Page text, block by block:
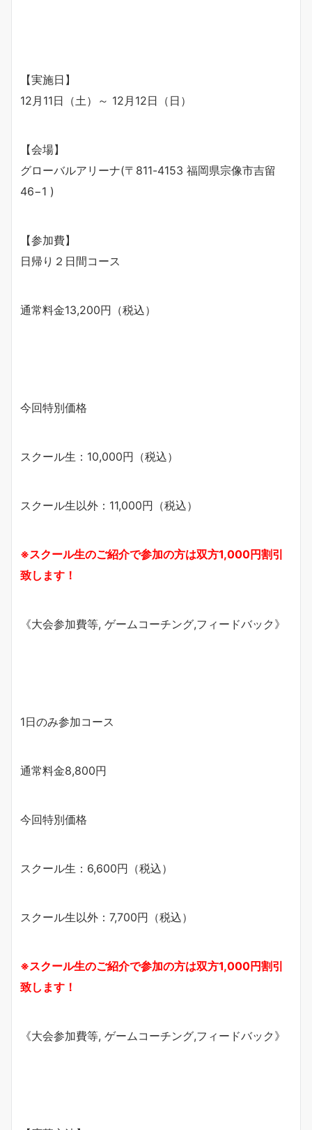
【実施日】
12月11日（土）～ 12月12日（日）
【会場】
グローバルアリーナ(〒811-4153 福岡県宗像市吉留
46−1 )
【参加費】
日帰り２日間コース
通常料金13,200円（税込）
今回特別価格
スクール生：10,000円（税込）
スクール生以外：11,000円（税込）
※スクール生のご紹介で参加の方は双方1,000円割引
致します！
《大会参加費等, ゲームコーチング,フィードバック》
1日のみ参加コース
通常料金8,800円
今回特別価格
スクール生：6,600円（税込）
スクール生以外：7,700円（税込）
※スクール生のご紹介で参加の方は双方1,000円割引
致します！
《大会参加費等, ゲームコーチング,フィードバック》